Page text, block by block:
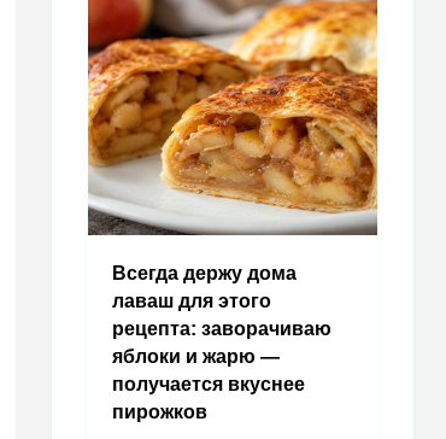
Всегда держу дома
лаваш для этого
рецепта: заворачиваю
яблоки и жарю —
получается вкуснее
пирожков